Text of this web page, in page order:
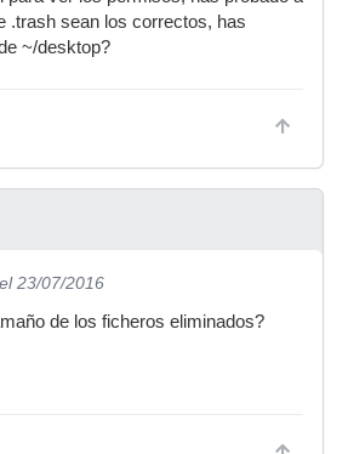
.trash sean los correctos, has
~/desktop?
el 23/07/2016
de los ficheros eliminados?